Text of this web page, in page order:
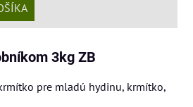
3kg ZB
pre mladú hydinu, krmítko,